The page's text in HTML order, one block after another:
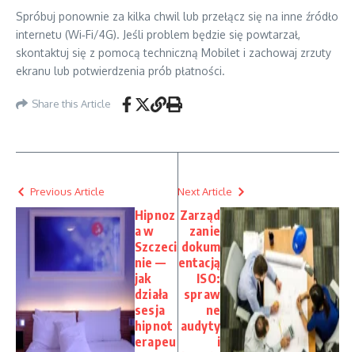
Spróbuj ponownie za kilka chwil lub przełącz się na inne źródło
internetu (Wi‑Fi/4G). Jeśli problem będzie się powtarzał,
skontaktuj się z pomocą techniczną Mobilet i zachowaj zrzuty
ekranu lub potwierdzenia prób płatności.
Share this Article
Previous Article
Hipnoz
a w
Szczeci
nie —
jak
działa
sesja
hipnot
erapeu
Next Article
Zarząd
zanie
dokum
entacją
ISO:
spraw
ne
audyty
i